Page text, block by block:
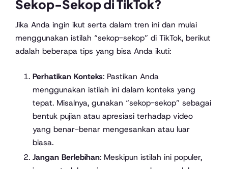
Sekop-Sekop di TikTok?
Jika Anda ingin ikut serta dalam tren ini dan mulai
menggunakan istilah “sekop-sekop” di TikTok, berikut
adalah beberapa tips yang bisa Anda ikuti:
Perhatikan Konteks: Pastikan Anda
menggunakan istilah ini dalam konteks yang
tepat. Misalnya, gunakan “sekop-sekop” sebagai
bentuk pujian atau apresiasi terhadap video
yang benar-benar mengesankan atau luar
biasa.
Jangan Berlebihan: Meskipun istilah ini populer,